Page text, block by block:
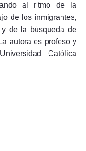
al ritmo de la
de los inmigrantes,
de la búsqueda de
autora es profeso y
Católica